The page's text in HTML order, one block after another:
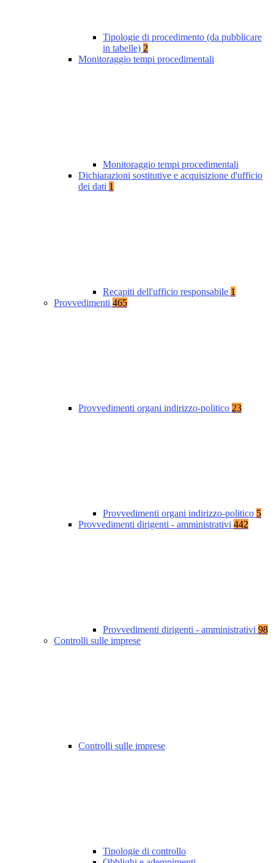
Tipologie di procedimento (da pubblicare
in tabelle) 2
Monitoraggio tempi procedimentali
Monitoraggio tempi procedimentali
Dichiarazioni sostitutive e acquisizione d'ufficio
dei dati 1
Recapiti dell'ufficio responsabile 1
Provvedimenti 465
Provvedimenti organi indirizzo-politico 23
Provvedimenti organi indirizzo-politico 5
Provvedimenti dirigenti - amministrativi 442
Provvedimenti dirigenti - amministrativi 98
Controlli sulle imprese
Controlli sulle imprese
Tipologie di controllo